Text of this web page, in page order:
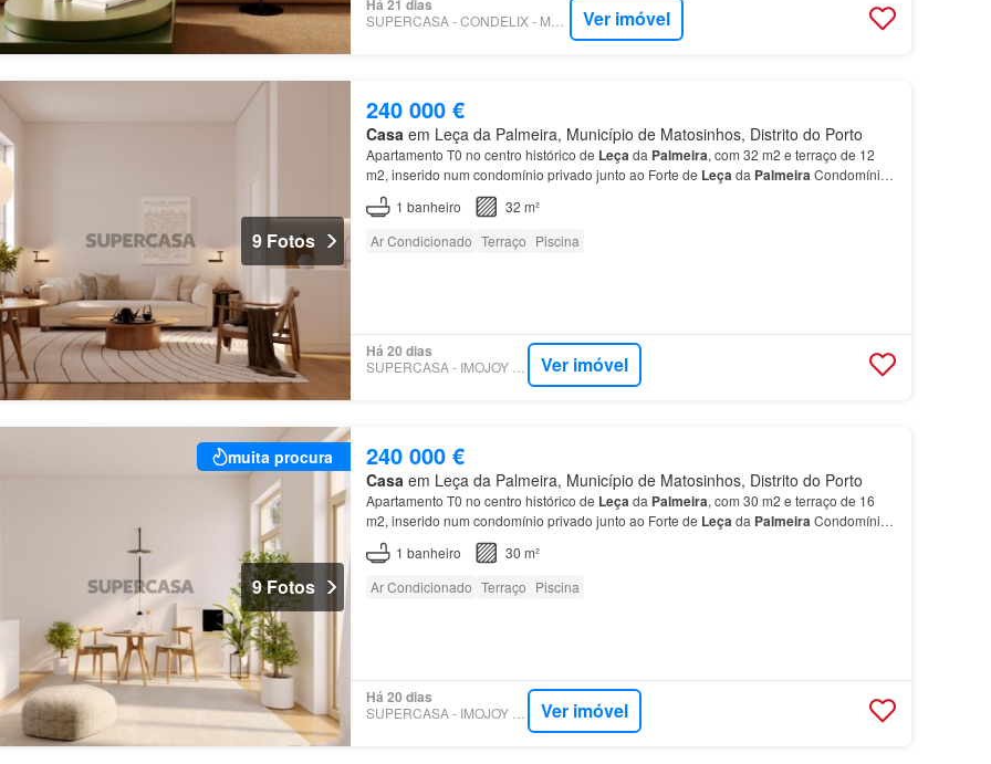
Há 21 dias
Ver imóvel
9 Fotos
240 000 €
Casaem Leça da Palmeira, Município de Matosinhos, Distrito do Porto
Apartamento T0 no centro histórico de Leçada Palmeira, com 32 m2 e terraço de 12
m2, inserido num condomínio privado junto ao Forte de Leçada PalmeiraCondomínio
privado composto por 15 habitações, situado junto ao Forte de…
1 banheiro
32 m²
Ar Condicionado Terraço Piscina
Há 20 dias
Ver imóvel
muita procura
9 Fotos
240 000 €
Casaem Leça da Palmeira, Município de Matosinhos, Distrito do Porto
Apartamento T0 no centro histórico de Leçada Palmeira, com 30 m2 e terraço de 16
m2, inserido num condomínio privado junto ao Forte de Leçada PalmeiraCondomínio
privado composto por 15 habitações, situado junto ao Forte de…
1 banheiro
30 m²
Ar Condicionado Terraço Piscina
Há 20 dias
Ver imóvel